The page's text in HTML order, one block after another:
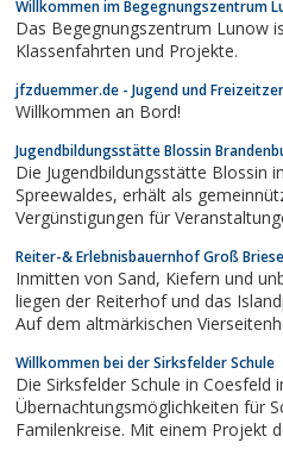
Willkommen im Begegnungszentrum
Das Begegnungszentrum Lunow
Klassenfahrten und Projekte.
jfzduemmer.de - Jugend und
Willkommen an Bord!
Jugendbildungsstätte Blossin
Die Jugendbildungsstätte Blossin
Spreewaldes, erhält als gemeinnützige Organisation steuerliche
Vergünstigungen für Veranstaltungen, die
haben sowie den Fokus auf Sport
eigene Veranstaltungen, sondern...
Reiter-& Erlebnisbauernhof Groß
Inmitten von Sand, Kiefern und unbegrenzten Reitmöglichkeiten
liegen der Reiterhof und das
Auf dem altmärkischen
Atmosphäre.
Willkommen bei der Sirksfelder Schule
Die Sirksfelder Schule in
Übernachtungsmöglichkeiten für
Familenkreise. Mit einem Projekt